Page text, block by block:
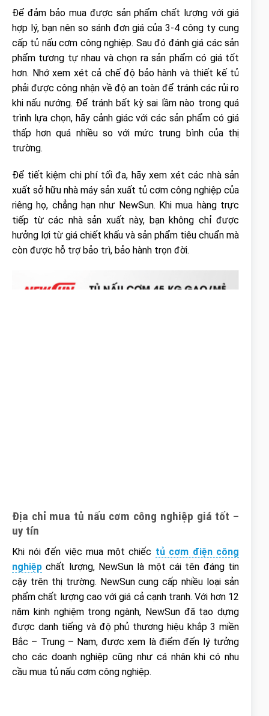
Để đảm bảo mua được sản phẩm chất lượng với giá
hợp lý, bạn nên so sánh đơn giá của 3-4 công ty cung
cấp tủ nấu cơm công nghiệp. Sau đó đánh giá các sản
phẩm tương tự nhau và chọn ra sản phẩm có giá tốt
hơn. Nhớ xem xét cả chế độ bảo hành và thiết kế tủ
phải được công nhận về độ an toàn để tránh các rủi ro
khi nấu nướng. Để tránh bất kỳ sai lầm nào trong quá
trình lựa chọn, hãy cảnh giác với các sản phẩm có giá
thấp hơn quá nhiều so với mức trung bình của thị
trường.
Để tiết kiệm chi phí tối đa, hãy xem xét các nhà sản
xuất sở hữu nhà máy sản xuất tủ cơm công nghiệp của
riêng họ, chẳng hạn như NewSun. Khi mua hàng trực
tiếp từ các nhà sản xuất này, bạn không chỉ được
hưởng lợi từ giá chiết khấu và sản phẩm tiêu chuẩn mà
còn được hỗ trợ bảo trì, bảo hành trọn đời.
Địa chỉ mua tủ nấu cơm công nghiệp giá tốt –
uy tín
Khi nói đến việc mua một chiếc tủ cơm điện công
nghiệp chất lượng, NewSun là một cái tên đáng tin
cậy trên thị trường. NewSun cung cấp nhiều loại sản
phẩm chất lượng cao với giá cả cạnh tranh. Với hơn 12
năm kinh nghiệm trong ngành, NewSun đã tạo dựng
được danh tiếng và độ phủ thương hiệu khắp 3 miền
Bắc – Trung – Nam, được xem là điểm đến lý tưởng
cho các doanh nghiệp cũng như cá nhân khi có nhu
cầu mua tủ nấu cơm công nghiệp.